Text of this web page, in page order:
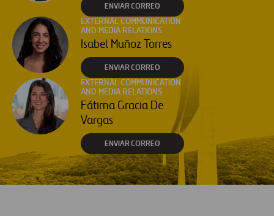
ENVIAR CORREO
EXTERNAL COMMUNICATION
AND MEDIA RELATIONS
Isabel Muñoz Torres
ENVIAR CORREO
EXTERNAL COMMUNICATION
AND MEDIA RELATIONS
Fátima Gracia De
Vargas
ENVIAR CORREO